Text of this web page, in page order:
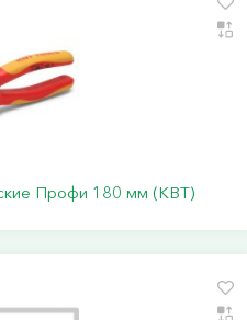
Профи 180 мм (КВТ)